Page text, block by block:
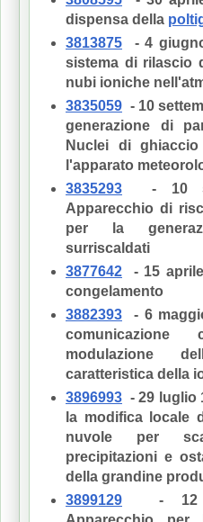
dispensa della
3813875 - 4
sistema di rilascio
nubi ioniche
3835059 - 10
generazione di
Nuclei di
l'apparato
3835293 - 10
Apparecchio di
per la
surriscaldati
3877642 - 15
congelamento
3882393 - 6
modulazione
caratteristica della
3896993 - 29 luglio
la modifica locale
nuvole per
precipitazioni e
della grandine
3899129 - 12